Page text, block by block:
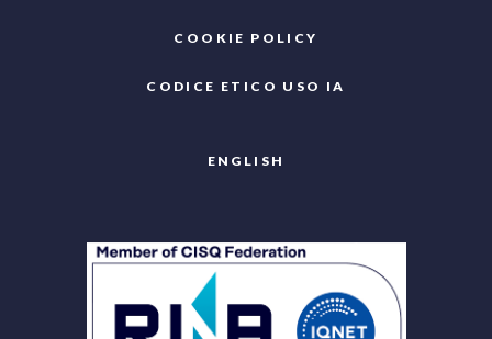
COOKIE POLICY
CODICE ETICO USO IA
ENGLISH